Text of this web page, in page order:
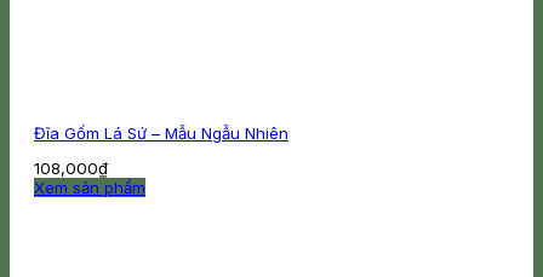
Đĩa Gốm Lá Sứ – Mẫu Ngẫu Nhiên
108,000₫
Xem sản phẩm